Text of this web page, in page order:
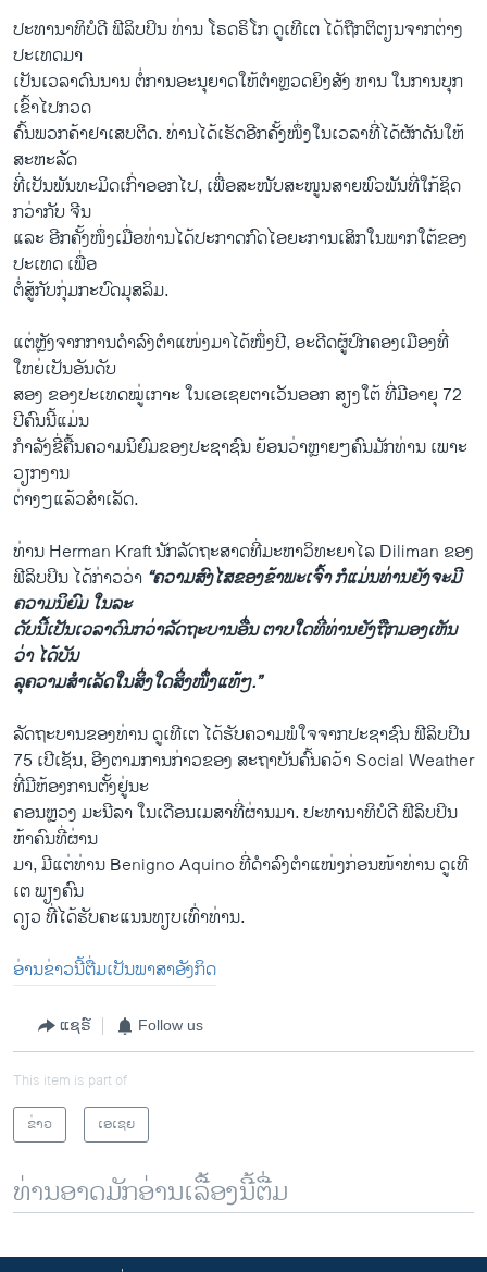
ລາຍການກະຈາຍສຽງ
ລາຍງານ
ຕິດຕາມພວກເຮົາ ທີ່
ພາສາຕ່າງໆ
ປະທານາທິບໍດີ ຟີລິບປິນ ທ່ານ ໂຣດຣິໂກ ດູເທີເຕ ໄດ້ຖືກຕິຕຽນຈາກຕ່າງ
ປະເທດມາ
ເປັນເວລາດົນນານ ຕໍ່ການອະນຸຍາດໃຫ້ຕຳຫຼວດຍິງສັງ ຫານ ໃນການບຸກ​
ເຂົ້າ​ໄປ​ກວດ
ຄົ້ນພວກຄ້າຢາເສບຕິດ. ທ່ານໄດ້ເຮັດອີກຄັ້ງໜຶ່ງໃນເວລາທີ່ໄດ້ຜັກ​ດັນ​ໃຫ້
ສະຫະລັດ
ທີ່ເປັນພັນທະມິດເກົ່າອອກໄປ, ເພື່ອສະໜັບສະໜູນສາຍພົວພັນທີ່ໃກ້ຊິດ
ກວ່າກັບ ຈີນ
ແລະ ອີກຄັ້ງໜຶ່ງເມື່ອທ່ານໄດ້ປະກາດກົດໄອຍະການເສິກໃນພາກໃຕ້ຂອງ
ປະເທດ ເພື່ອ
ຕໍ່ສູ້ກັບກຸ່ມກະບົດມຸສລິມ.
ແຕ່ຫຼັງຈາກການດຳລົງຕຳແໜ່ງມາໄດ້ໜຶ່ງປີ, ອະດີດຜູ້ປົກຄອງເມືອງທີ່
ໃຫຍ່ເປັນອັນດັບ
ສອງ ຂອງປະເທດໝູ່ເກາະ ໃນເອເຊຍຕາເວັນອອກ ສຽງໃຕ້ ທີ່ມີອາຍຸ 72
ປີຄົນນີ້ແມ່ນ
ກຳລັງຂີ່ຄື້ນຄວາມນິຍົມຂອງປະຊາຊົນ ຍ້ອນ​ວ່າຫຼາຍໆຄົນມັກທ່ານ ​ເພາະ
ວຽກງານ
ຕ່າງໆແລ້ວສຳເລັດ.
ທ່ານ Herman Kraft ນັກລັດຖະສາດທີ່ມະຫາວິທະຍາໄລ Diliman ຂອງ
ຟີລິບປິນ ໄດ້ກ່າວວ່າ “ຄວາມສົງໄສຂອງຂ້າພະເຈົ້າ ກໍແມ່ນທ່ານຍັງຈະມີ
ຄວາມນິຍົມ ໃນລະ
ດັບນີ້ເປັນເວລາດົນກວ່າລັດຖະບານອື່ນ ຕາບ​ໃດທີ່ທ່ານຍັງຖືກມອງເຫັນ
ວ່າ ໄດ້ບັນ
ລຸຄວາມສຳເລັດໃນສິ່ງໃດສິ່ງໜຶ່ງແທ້ໆ.”
ລັດຖະບານຂອງທ່ານ ດູເທີເຕ ໄດ້ຮັບຄວາມພໍໃຈຈາກປະຊາຊົນ ຟີລິບປິນ
75 ເປີເຊັນ, ອີງຕາມການກ່າວຂອງ ສະຖາບັນຄົ້ນຄວ້າ Social Weather
ທີ່ມີຫ້ອງການຕັ້ງຢູ່ນະ
ຄອນຫຼວງ ມະນີລາ ໃນເດືອນເມສາທີ່ຜ່ານມາ. ປະທານາທິບໍດີ ຟີລິບປິນ
ຫ້າຄົນທີ່ຜ່ານ
ມາ, ມີແຕ່ທ່ານ Benigno Aquino ທີ່ດຳລົງຕຳແໜ່ງກ່ອນໜ້າທ່ານ ດູເທີ
ເຕ ພຽງຄົນ
ດຽວ ທີ່ໄດ້ຮັບຄະແນນທຽບເທົ່າທ່ານ.
ອ່ານຂ່າວນີ້ຕື່ມເປັນພາສາອັງກິດ
ແຊຣ໌ Follow us
This item is part of
ຂ່າວ
ເອເຊຍ
ທ່ານອາດມັກອ່ານເລື້ອງນີ້ຕື່ມ